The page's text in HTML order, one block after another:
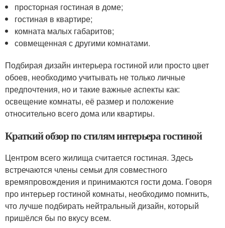
просторная гостиная в доме;
гостиная в квартире;
комната малых габаритов;
совмещенная с другими комнатами.
Подбирая дизайн интерьера гостиной или просто цвет
обоев, необходимо учитывать не только личные
предпочтения, но и такие важные аспекты как:
освещение комнаты, её размер и положение
относительно всего дома или квартиры.
Краткий обзор по стилям интерьера гостиной
Центром всего жилища считается гостиная. Здесь
встречаются члены семьи для совместного
времяпровождения и принимаются гости дома. Говоря
про интерьер гостиной комнаты, необходимо помнить,
что лучше подбирать нейтральный дизайн, который
пришёлся бы по вкусу всем.